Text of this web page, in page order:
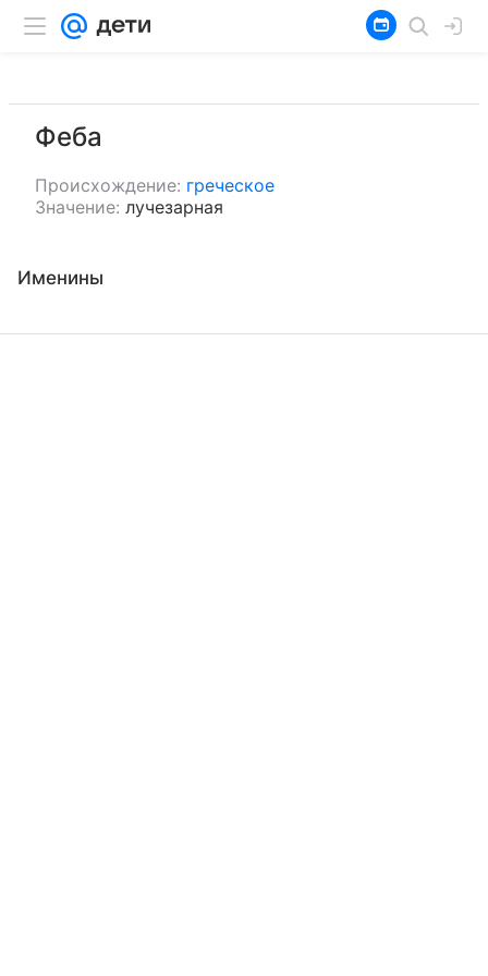
Феба
Происхождение: греческое
Значение: лучезарная
Именины